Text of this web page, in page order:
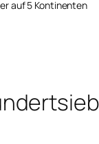
auf 5 Kontinenten